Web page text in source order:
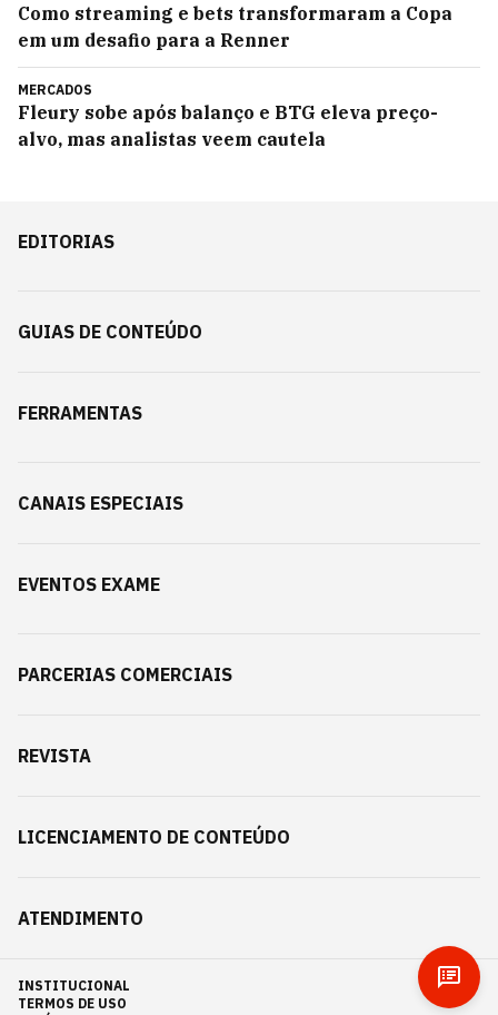
Como streaming e bets transformaram a Copa
em um desafio para a Renner
MERCADOS
Fleury sobe após balanço e BTG eleva preço-
alvo, mas analistas veem cautela
EDITORIAS
GUIAS DE CONTEÚDO
FERRAMENTAS
CANAIS ESPECIAIS
EVENTOS EXAME
PARCERIAS COMERCIAIS
REVISTA
LICENCIAMENTO DE CONTEÚDO
ATENDIMENTO
INSTITUCIONAL
TERMOS DE USO